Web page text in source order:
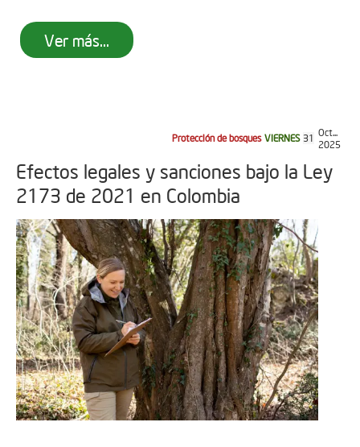
Ver más...
Protección de bosques VIERNES 31 Oct...
2025
Efectos legales y sanciones bajo la Ley
2173 de 2021 en Colombia